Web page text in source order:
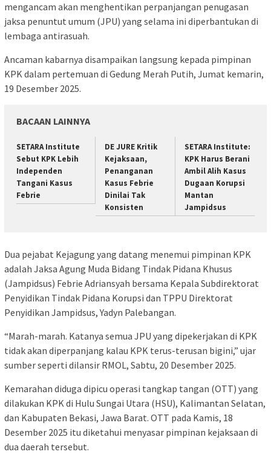
mengancam akan menghentikan perpanjangan penugasan
jaksa penuntut umum (JPU) yang selama ini diperbantukan di
lembaga antirasuah.
Ancaman kabarnya disampaikan langsung kepada pimpinan
KPK dalam pertemuan di Gedung Merah Putih, Jumat kemarin,
19 Desember 2025.
BACAAN LAINNYA
SETARA Institute
Sebut KPK Lebih
Independen
Tangani Kasus
Febrie
DE JURE Kritik
Kejaksaan,
Penanganan
Kasus Febrie
Dinilai Tak
Konsisten
SETARA Institute:
KPK Harus Berani
Ambil Alih Kasus
Dugaan Korupsi
Mantan
Jampidsus
Dua pejabat Kejagung yang datang menemui pimpinan KPK
adalah Jaksa Agung Muda Bidang Tindak Pidana Khusus
(Jampidsus) Febrie Adriansyah bersama Kepala Subdirektorat
Penyidikan Tindak Pidana Korupsi dan TPPU Direktorat
Penyidikan Jampidsus, Yadyn Palebangan.
“Marah-marah. Katanya semua JPU yang dipekerjakan di KPK
tidak akan diperpanjang kalau KPK terus-terusan bigini,” ujar
sumber seperti dilansir RMOL, Sabtu, 20 Desember 2025.
Kemarahan diduga dipicu operasi tangkap tangan (OTT) yang
dilakukan KPK di Hulu Sungai Utara (HSU), Kalimantan Selatan,
dan Kabupaten Bekasi, Jawa Barat. OTT pada Kamis, 18
Desember 2025 itu diketahui menyasar pimpinan kejaksaan di
dua daerah tersebut.